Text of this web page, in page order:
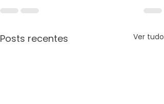
Posts recentes Ver tudo